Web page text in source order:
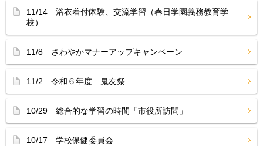
11/14 浴衣着付体験、交流学習（春日学園義務教育学
校）
11/8 さわやかマナーアップキャンペーン
11/2 令和６年度 鬼友祭
10/29 総合的な学習の時間「市役所訪問」
10/17 学校保健委員会